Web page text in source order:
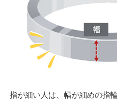
指が細い人は、幅が細めの指